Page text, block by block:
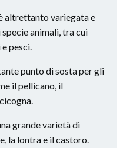
altrettanto variegata e
animali, tra cui
pesci.
punto di sosta per gli
il pellicano, il
grande varietà di
la lontra e il castoro.